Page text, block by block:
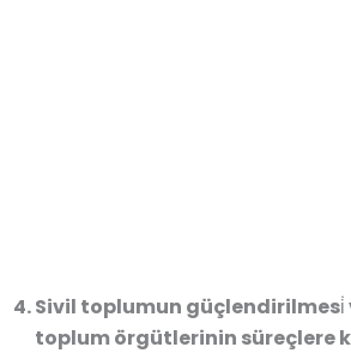
Sivil toplumun güçlendirilmesi̇
toplum örgütlerinin süreçlere